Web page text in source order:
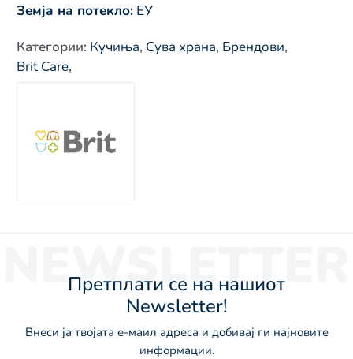
Земја на потекло: ЕУ
Категории: Кучиња, Сува храна, Брендови,
Brit Care,
NEWSLETTER
Претплати се на нашиот
Newsletter!
Внеси ја твојата е-маил адреса и добивај ги најновите
информации.